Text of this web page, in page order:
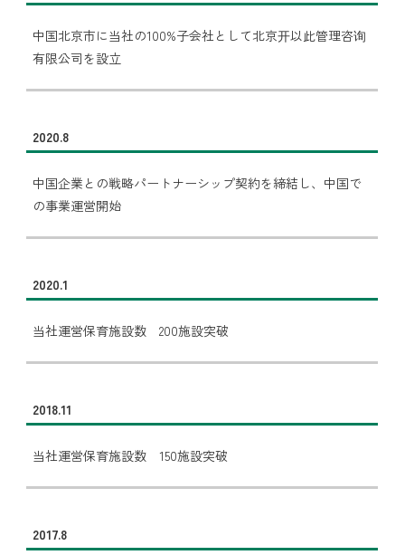
中国北京市に当社の100%子会社として北京开以此管理咨询
有限公司を設立
2020.8
中国企業との戦略パートナーシップ契約を締結し、中国で
の事業運営開始
2020.1
当社運営保育施設数 200施設突破
2018.11
当社運営保育施設数 150施設突破
2017.8